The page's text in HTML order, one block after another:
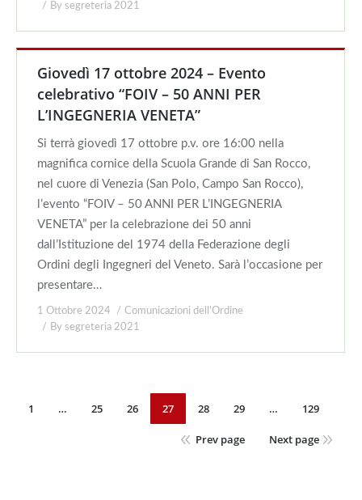
By segreteria 2021
Giovedì 17 ottobre 2024 – Evento
celebrativo “FOIV – 50 ANNI PER
L’INGEGNERIA VENETA”
Si terrà giovedì 17 ottobre p.v. ore 16:00 nella
magnifica cornice della Scuola Grande di San Rocco,
nel cuore di Venezia (San Polo, Campo San Rocco),
l’evento “FOIV – 50 ANNI PER L’INGEGNERIA
VENETA” per la celebrazione dei 50 anni
dall’Istituzione del 1974 della Federazione degli
Ordini degli Ingegneri del Veneto. Sarà l’occasione per
presentare…
1 Ottobre 2024
Comunicazioni dell'Ordine
By segreteria 2021
1 … 25 26 27 28 29 … 129
Prev page Next page